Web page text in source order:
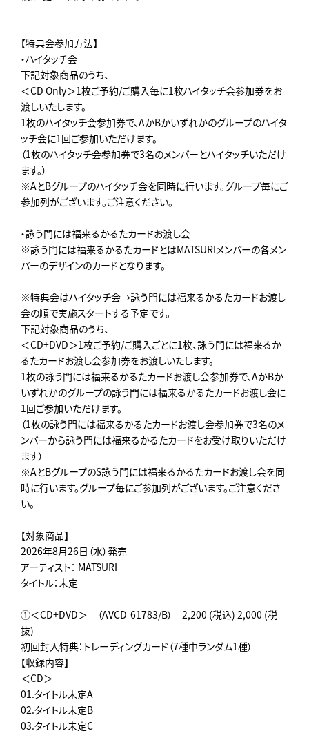
【特典会参加方法】
・ハイタッチ会
下記対象商品のうち、
＜CD Only＞1枚ご予約/ご購入毎に1枚ハイタッチ会参加券をお
渡しいたします。
1枚のハイタッチ会参加券で、AかBかいずれかのグループのハイタ
ッチ会に1回ご参加いただけます。
（1枚のハイタッチ会参加券で3名のメンバーとハイタッチいただけ
ます。）
※AとBグループのハイタッチ会を同時に行います。グループ毎にご
参加列がございます。ご注意ください。
・詠う門には福来るかるたカードお渡し会
※詠う門には福来るかるたカードとはMATSURIメンバーの各メン
バーのデザインのカードとなります。
※特典会はハイタッチ会→詠う門には福来るかるたカードお渡し
会の順で実施スタートする予定です。
下記対象商品のうち、
＜CD+DVD＞1枚ご予約/ご購入ごとに1枚、詠う門には福来るか
るたカードお渡し会参加券をお渡しいたします。
1枚の詠う門には福来るかるたカードお渡し会参加券で、AかBか
いずれかのグループの詠う門には福来るかるたカードお渡し会に
1回ご参加いただけます。
（1枚の詠う門には福来るかるたカードお渡し会参加券で3名のメ
ンバーから詠う門には福来るかるたカードをお受け取りいただけ
ます）
※AとBグループのS詠う門には福来るかるたカードお渡し会を同
時に行います。グループ毎にご参加列がございます。ご注意くださ
い。
【対象商品】
2026年8月26日（水）発売
アーティスト： MATSURI
タイトル：未定
①＜CD+DVD＞ （AVCD-61783/B） 2,200 (税込) 2,000 (税
抜)
初回封入特典：トレーディングカード（7種中ランダム1種）
【収録内容】
＜CD＞
01.タイトル未定A
02.タイトル未定B
03.タイトル未定C